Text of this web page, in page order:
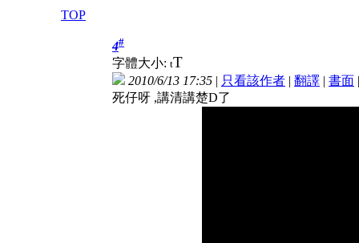
TOP
4#
字體大小: tT
2010/6/13 17:35 | 只看該作者 | 翻譯 | 書面
死仔呀 ,講清講楚D了